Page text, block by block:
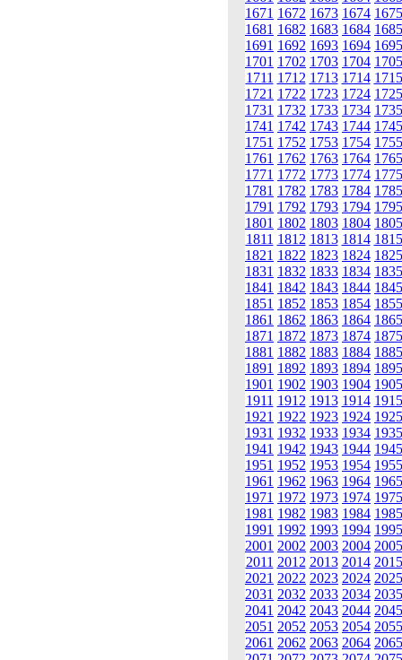
1671 1672 1673 1674 1675
1681 1682 1683 1684 1685
1691 1692 1693 1694 1695
1701 1702 1703 1704 1705
1711 1712 1713 1714 1715
1721 1722 1723 1724 1725
1731 1732 1733 1734 1735
1741 1742 1743 1744 1745
1751 1752 1753 1754 1755
1761 1762 1763 1764 1765
1771 1772 1773 1774 1775
1781 1782 1783 1784 1785
1791 1792 1793 1794 1795
1801 1802 1803 1804 1805
1811 1812 1813 1814 1815
1821 1822 1823 1824 1825
1831 1832 1833 1834 1835
1841 1842 1843 1844 1845
1851 1852 1853 1854 1855
1861 1862 1863 1864 1865
1871 1872 1873 1874 1875
1881 1882 1883 1884 1885
1891 1892 1893 1894 1895
1901 1902 1903 1904 1905
1911 1912 1913 1914 1915
1921 1922 1923 1924 1925
1931 1932 1933 1934 1935
1941 1942 1943 1944 1945
1951 1952 1953 1954 1955
1961 1962 1963 1964 1965
1971 1972 1973 1974 1975
1981 1982 1983 1984 1985
1991 1992 1993 1994 1995
2001 2002 2003 2004 2005
2011 2012 2013 2014 2015
2021 2022 2023 2024 2025
2031 2032 2033 2034 2035
2041 2042 2043 2044 2045
2051 2052 2053 2054 2055
2061 2062 2063 2064 2065